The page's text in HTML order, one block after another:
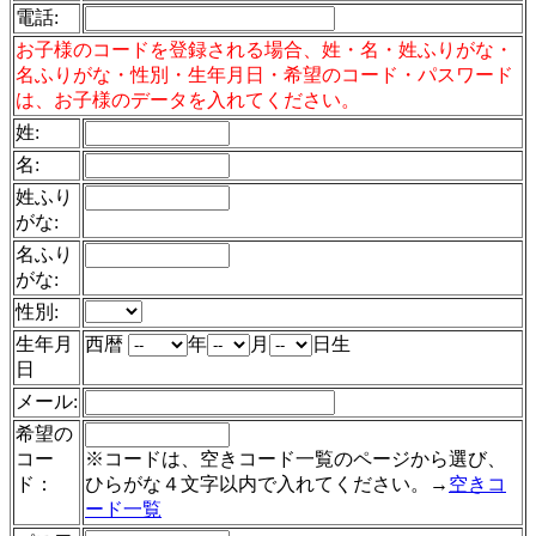
電話:
お子様のコードを登録される場合、姓・名・姓ふりがな・
名ふりがな・性別・生年月日・希望のコード・パスワード
は、お子様のデータを入れてください。
姓:
名:
姓ふり
がな:
名ふり
がな:
性別:
生年月
日
西暦 年 月 日生
メール:
希望の
コー
ド：
※コードは、空きコード一覧のページから選び、
ひらがな４文字以内で入れてください。→ 空きコ
ード一覧